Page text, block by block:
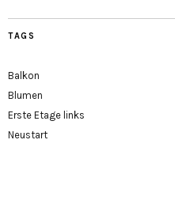
TAGS
Balkon
Blumen
Erste Etage links
Neustart